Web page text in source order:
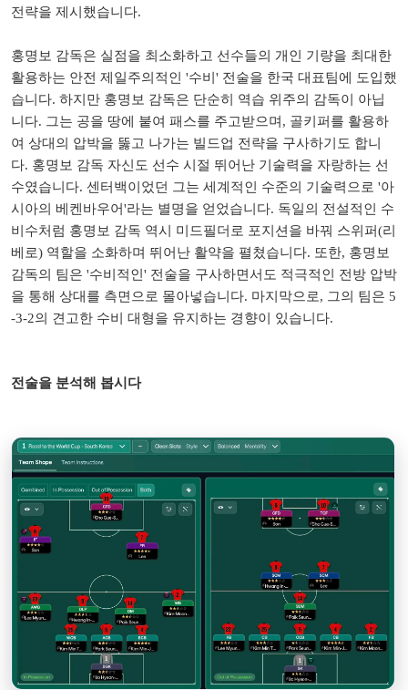
전략을 제시했습니다.
홍명보 감독은 실점을 최소화하고 선수들의 개인 기량을 최대한
활용하는 안전 제일주의적인 '수비' 전술을 한국 대표팀에 도입했
습니다. 하지만 홍명보 감독은 단순히 역습 위주의 감독이 아닙
니다. 그는 공을 땅에 붙여 패스를 주고받으며, 골키퍼를 활용하
여 상대의 압박을 뚫고 나가는 빌드업 전략을 구사하기도 합니
다. 홍명보 감독 자신도 선수 시절 뛰어난 기술력을 자랑하는 선
수였습니다. 센터백이었던 그는 세계적인 수준의 기술력으로 '아
시아의 베켄바우어'라는 별명을 얻었습니다. 독일의 전설적인 수
비수처럼 홍명보 감독 역시 미드필더로 포지션을 바꿔 스위퍼(리
베로) 역할을 소화하며 뛰어난 활약을 펼쳤습니다. 또한, 홍명보
감독의 팀은 '수비적인' 전술을 구사하면서도 적극적인 전방 압박
을 통해 상대를 측면으로 몰아넣습니다. 마지막으로, 그의 팀은 5
-3-2의 견고한 수비 대형을 유지하는 경향이 있습니다.
전술을 분석해 봅시다